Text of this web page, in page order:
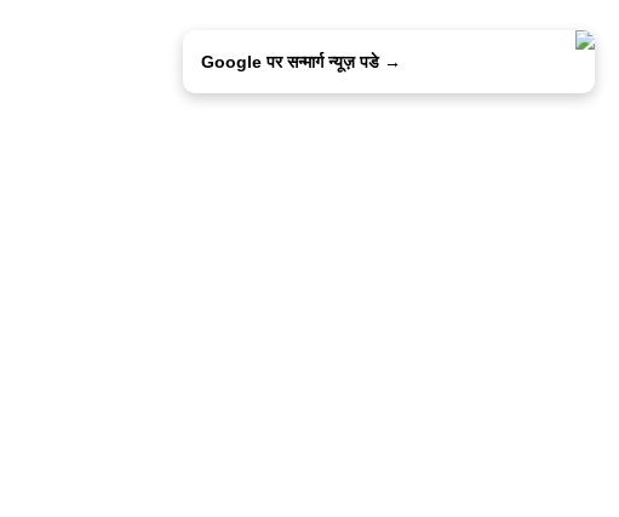
Google पर सन्मार्ग न्यूज़ पडे →